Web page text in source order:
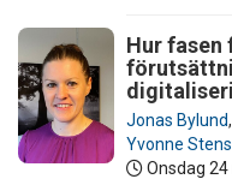
Hur fasen
Jonas Bylund,
Yvonne
Onsdag